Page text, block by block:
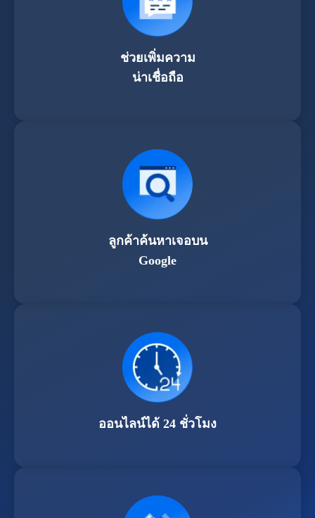
ช่วยเพิ่มความ
น่าเชื่อถือ
ลูกค้าค้นหาเจอบน
Google
ออนไลน์ได้ 24 ชั่วโมง